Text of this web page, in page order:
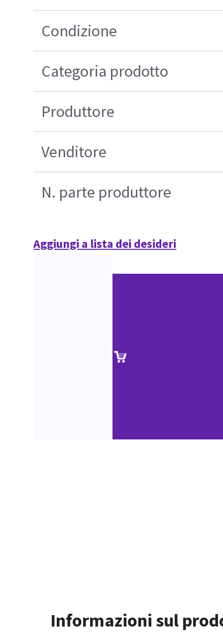
Condizione
Categoria prodotto
Produttore
Venditore
N. parte produttore
Aggiungi a lista dei desideri
Informazioni sul